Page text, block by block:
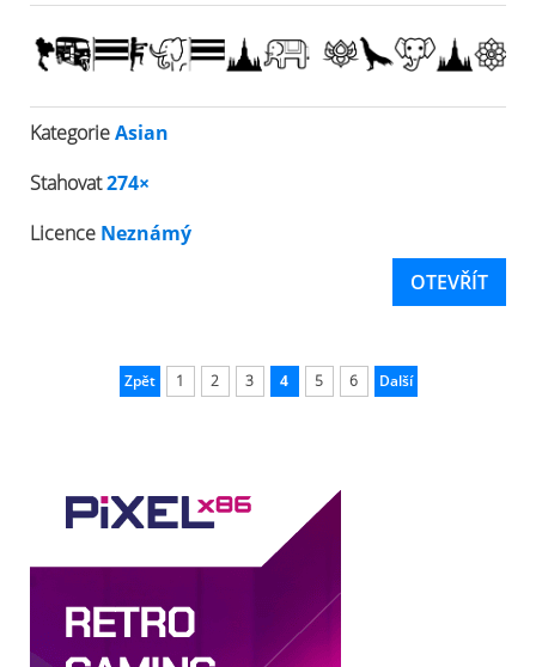
KategorieAsian
Stahovat274×
Licence Neznámý
OTEVŘÍT
Zpět 1 2 3 4 5 6 Další